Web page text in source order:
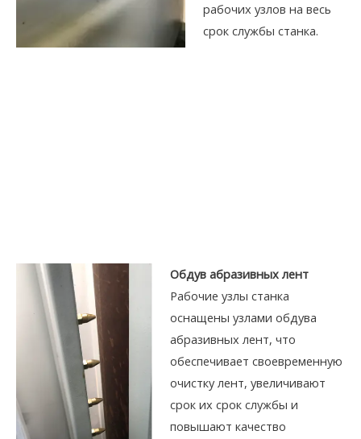
рабочих узлов на весь
срок службы станка.
Обдув абразивных лент
Рабочие узлы станка
оснащены узлами обдува
абразивных лент, что
обеспечивает своевременную
очистку лент, увеличивают
срок их срок службы и
повышают качество